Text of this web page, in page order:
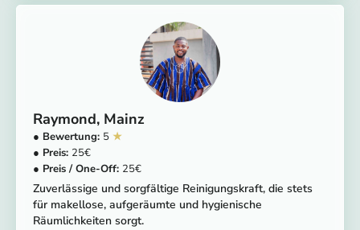
Raymond Mainz
5
25
25
Zuverlässige und sorgfältige Reinigungskraft, die stets
für makellose, aufgeräumte und hygienische
Räumlichkeiten sorgt.